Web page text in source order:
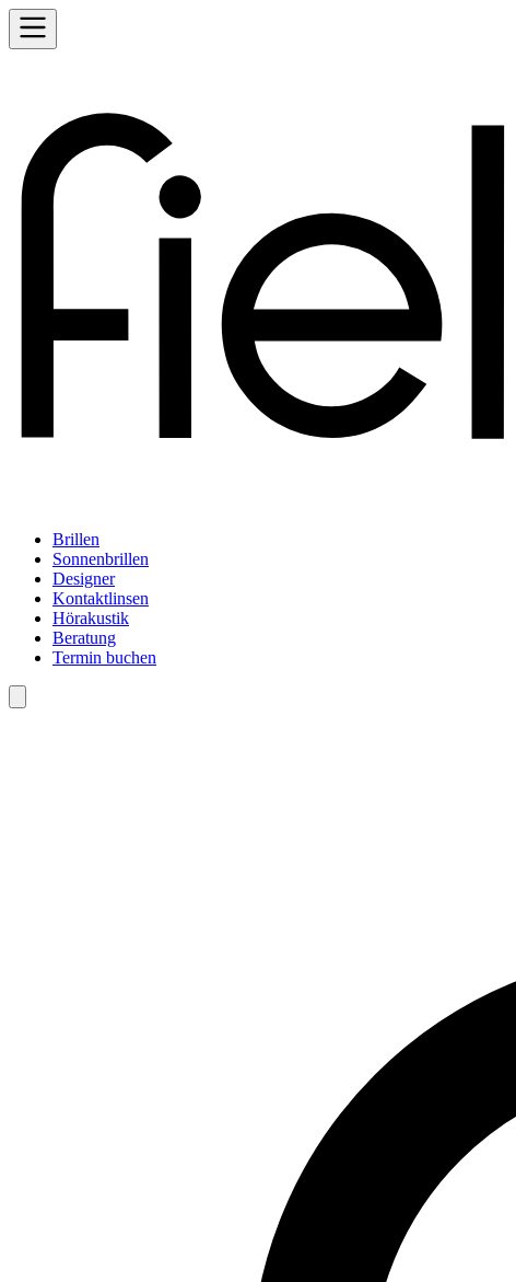
Brillen
Sonnenbrillen
Designer
Kontaktlinsen
Hörakustik
Beratung
Termin buchen